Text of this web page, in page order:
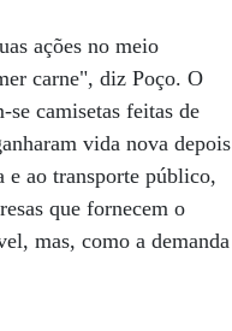
ações no meio
carne", diz Poço. O
camisetas feitas de
vida nova depois
e ao transporte público,
que fornecem o
mas, como a demanda